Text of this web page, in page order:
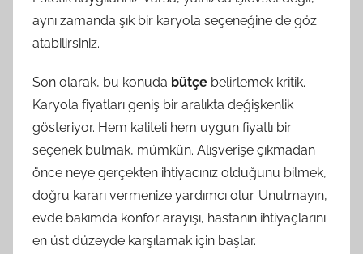
aynı zamanda şık bir karyola seçeneğine de göz
atabilirsiniz.
Son olarak, bu konuda bütçe belirlemek kritik.
Karyola fiyatları geniş bir aralıkta değişkenlik
gösteriyor. Hem kaliteli hem uygun fiyatlı bir
seçenek bulmak, mümkün. Alışverişe çıkmadan
önce neye gerçekten ihtiyacınız olduğunu bilmek,
doğru kararı vermenize yardımcı olur. Unutmayın,
evde bakımda konfor arayışı, hastanın ihtiyaçlarını
en üst düzeyde karşılamak için başlar.